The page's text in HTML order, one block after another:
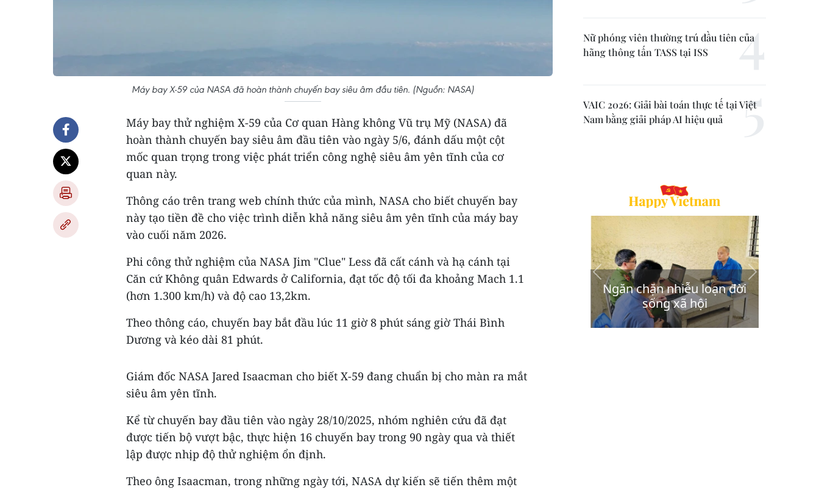
Máy bay X-59 của NASA đã hoàn thành chuyến bay siêu âm đầu tiên. (Nguồn: NASA)
Máy bay thử nghiệm X-59 của Cơ quan Hàng không Vũ trụ Mỹ (NASA) đã
hoàn thành chuyến bay siêu âm đầu tiên vào ngày 5/6, đánh dấu một cột
mốc quan trọng trong việc phát triển công nghệ siêu âm yên tĩnh của cơ
quan này.
Thông cáo trên trang web chính thức của mình, NASA cho biết chuyến bay
này tạo tiền đề cho việc trình diễn khả năng siêu âm yên tĩnh của máy bay
vào cuối năm 2026.
Phi công thử nghiệm của NASA Jim "Clue" Less đã cất cánh và hạ cánh tại
Căn cứ Không quân Edwards ở California, đạt tốc độ tối đa khoảng Mach 1.1
(hơn 1.300 km/h) và độ cao 13,2km.
Theo thông cáo, chuyến bay bắt đầu lúc 11 giờ 8 phút sáng giờ Thái Bình
Dương và kéo dài 81 phút.
Giám đốc NASA Jared Isaacman cho biết X-59 đang chuẩn bị cho màn ra mắt
siêu âm yên tĩnh.
Kể từ chuyến bay đầu tiên vào ngày 28/10/2025, nhóm nghiên cứu đã đạt
được tiến bộ vượt bậc, thực hiện 16 chuyến bay trong 90 ngày qua và thiết
lập được nhịp độ thử nghiệm ổn định.
Theo ông Isaacman, trong những ngày tới, NASA dự kiến sẽ tiến thêm một
Nữ phóng viên thường trú đầu tiên của
hãng thông tấn TASS tại ISS
VAIC 2026: Giải bài toán thực tế tại Việt
Nam bằng giải pháp AI hiệu quả